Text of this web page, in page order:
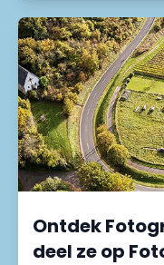
Ontdek
deel ze op